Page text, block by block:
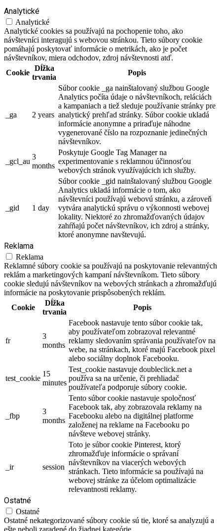
Analytické
Analytické
Analytické cookies sa používajú na pochopenie toho, ako
návštevníci interagujú s webovou stránkou. Tieto súbory cookie
pomáhajú poskytovať informácie o metrikách, ako je počet
návštevníkov, miera odchodov, zdroj návštevnosti atď.
Cookie
Dĺžka
trvania
Popis
_ga 2 years
Súbor cookie _ga nainštalovaný službou Google
Analytics počíta údaje o návštevníkoch, reláciách
a kampaniach a tiež sleduje používanie stránky pre
analytický prehľad stránky. Súbor cookie ukladá
informácie anonymne a priraďuje náhodne
vygenerované číslo na rozpoznanie jedinečných
návštevníkov.
_gcl_au
3
months
Poskytuje Google Tag Manager na
experimentovanie s reklamnou účinnosťou
webových stránok využívajúcich ich služby.
_gid 1 day
Súbor cookie _gid nainštalovaný službou Google
Analytics ukladá informácie o tom, ako
návštevníci používajú webovú stránku, a zároveň
vytvára analytickú správu o výkonnosti webovej
lokality. Niektoré zo zhromažďovaných údajov
zahŕňajú počet návštevníkov, ich zdroj a stránky,
ktoré anonymne navštevujú.
Reklama
Reklama
Reklamné súbory cookie sa používajú na poskytovanie relevantných
reklám a marketingových kampaní návštevníkom. Tieto súbory
cookie sledujú návštevníkov na webových stránkach a zhromažďujú
informácie na poskytovanie prispôsobených reklám.
Cookie
Dĺžka
trvania
Popis
fr
3
months
Facebook nastavuje tento súbor cookie tak,
aby používateľom zobrazoval relevantné
reklamy sledovaním správania používateľov na
webe, na stránkach, ktoré majú Facebook pixel
alebo sociálny doplnok Facebooku.
test_cookie
15
minutes
Test_cookie nastavuje doubleclick.net a
používa sa na určenie, či prehliadač
používateľa podporuje súbory cookie.
_fbp
3
months
Tento súbor cookie nastavuje spoločnosť
Facebook tak, aby zobrazovala reklamy na
Facebooku alebo na digitálnej platforme
založenej na reklame na Facebooku po
návšteve webovej stránky.
_ir session
Toto je súbor cookie Pinterest, ktorý
zhromažďuje informácie o správaní
návštevníkov na viacerých webových
stránkach. Tieto informácie sa používajú na
webovej stránke za účelom optimalizácie
relevantnosti reklamy.
Ostatné
Ostatné
Ostatné nekategorizované súbory cookie sú tie, ktoré sa analyzujú a